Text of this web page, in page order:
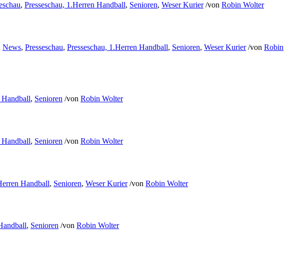
, Presseschau, 1.Herren Handball, Senioren, Weser Kurier /von Robin Wolter
News, Presseschau, Presseschau, 1.Herren Handball, Senioren, Weser Kurier /von Robin
Handball, Senioren /von Robin Wolter
Handball, Senioren /von Robin Wolter
Handball, Senioren, Weser Kurier /von Robin Wolter
, Senioren /von Robin Wolter